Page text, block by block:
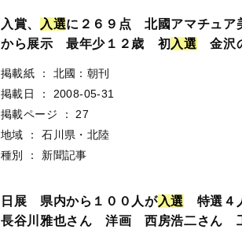
入賞、 入選に２６９点 北國アマチュ
から展示 最年少１２歳 初 入選 金沢
掲載紙 ：
北國：朝刊
掲載日
：
2008-05-31
掲載ページ
：
27
地域
：
石川県・北陸
種別
： 新聞記事
日展 県内から１００人が入選 特選４
長谷川雅也さん 洋画 西房浩二さん